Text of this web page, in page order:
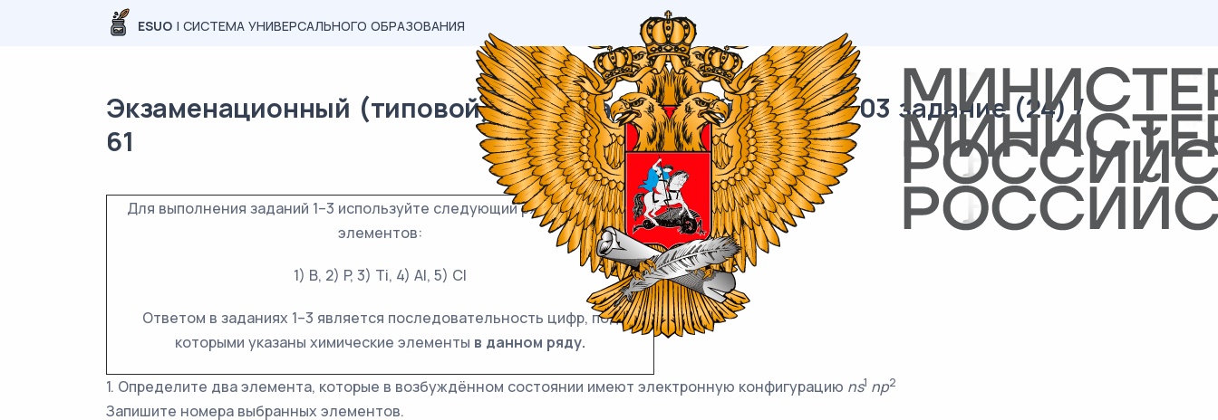
ESUO | СИСТЕМА УНИВЕРСАЛЬНОГО ОБРАЗОВАНИЯ
Экзаменационный (типовой) материал ЕГЭ / Химия / 01-03 задание (24) /
61
Для выполнения заданий 1–3 используйте следующий ряд химических
элементов:
1) B, 2) P, 3) Ti, 4) Al, 5) Cl
Ответом в заданиях 1–3 является последовательность цифр, под
которыми указаны химические элементы в данном ряду.
1. Определите два элемента, которые в возбуждённом состоянии имеют электронную конфигурацию ns1 np2
Запишите номера выбранных элементов.